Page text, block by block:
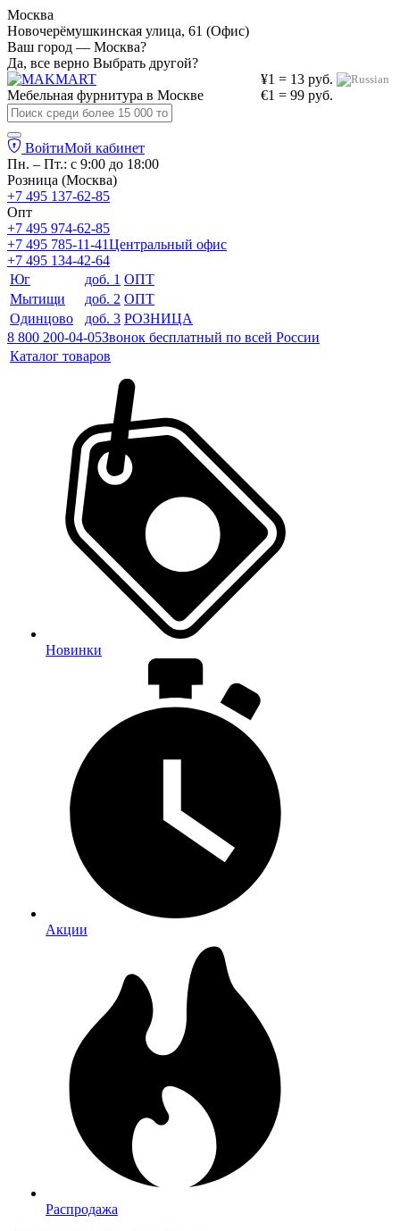
Москва
Новочерёмушкинская улица, 61 (Офис)
Ваш город — Москва?
Да, все верно Выбрать другой?
¥1 = 13 руб.
€1 = 99 руб.
Мебельная фурнитура в Москве
ВойтиМой кабинет
Пн. – Пт.: с 9:00 до 18:00
Розница (Москва)
+7 495 137-62-85
Опт
+7 495 974-62-85
+7 495 785-11-41Центральный офис
+7 495 134-42-64
Юг
доб. 1 ОПТ
Мытищи
доб. 2 ОПТ
Одинцово
доб. 3 РОЗНИЦА
8 800 200-04-05Звонок бесплатный по всей России
Каталог товаров
Новинки
Акции
Распродажа